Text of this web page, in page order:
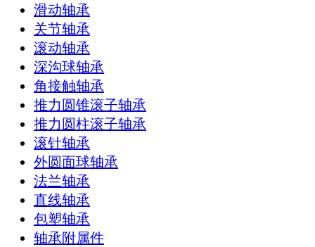
滑动轴承
关节轴承
滚动轴承
深沟球轴承
角接触轴承
推力圆锥滚子轴承
推力圆柱滚子轴承
滚针轴承
外圆面球轴承
法兰轴承
直线轴承
包塑轴承
轴承附属件